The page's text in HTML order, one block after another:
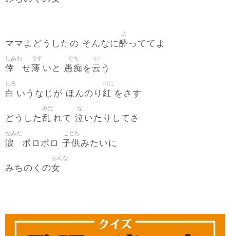
ママよどうしたの そんなに酔
よ
っててよ
倖
しあわ
せ薄
うす
いと 愚痴
ぐち
を云
い
う
白
しろ
いうなじが ほんのり 紅
べに
をさす
どうした乱
みだ
れて 泣
な
いたりしてさ
涙
なみだ
ポロポロ 子供
こども
みたいに
みちのくの女
おんな